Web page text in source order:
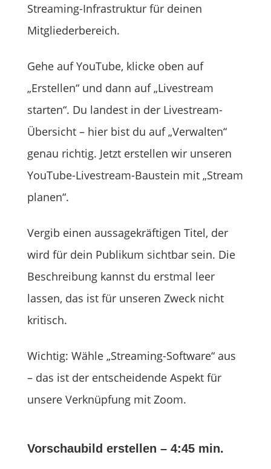
Streaming-Infrastruktur für deinen
Mitgliederbereich.
Gehe auf YouTube, klicke oben auf
„Erstellen“ und dann auf „Livestream
starten“. Du landest in der Livestream-
Übersicht – hier bist du auf „Verwalten“
genau richtig. Jetzt erstellen wir unseren
YouTube-Livestream-Baustein mit „Stream
planen“.
Vergib einen aussagekräftigen Titel, der
wird für dein Publikum sichtbar sein. Die
Beschreibung kannst du erstmal leer
lassen, das ist für unseren Zweck nicht
kritisch.
Wichtig: Wähle „Streaming-Software“ aus
– das ist der entscheidende Aspekt für
unsere Verknüpfung mit Zoom.
Vorschaubild erstellen – 4:45 min.